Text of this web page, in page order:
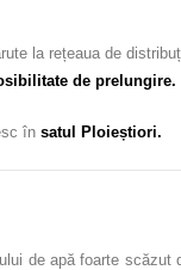
la rețeaua de
de prelungire.
în satul Ploieștiori.
de apă foarte scăzut